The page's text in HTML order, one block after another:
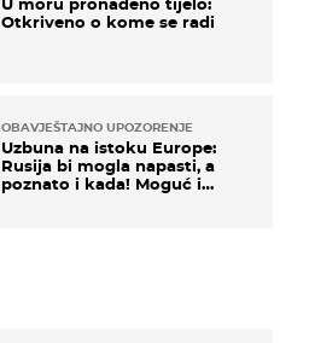
Otkriveno o kome se radi
OBAVJEŠTAJNO UPOZORENJE
Uzbuna na istoku Europe:
Rusija bi mogla napasti, a
poznato i kada! Moguć i